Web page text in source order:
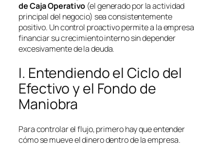
de Caja Operativo (el generado por la actividad
principal del negocio) sea consistentemente
positivo. Un control proactivo permite a la empresa
financiar su crecimiento interno sin depender
excesivamente de la deuda.
I. Entendiendo el Ciclo del
Efectivo y el Fondo de
Maniobra
Para controlar el flujo, primero hay que entender
cómo se mueve el dinero dentro de la empresa.